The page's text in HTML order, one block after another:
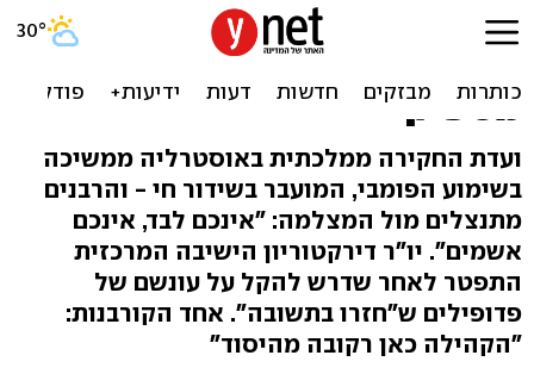
אוסטרליה סוערת, הרבנים
התנצלו: "סליחה שלא עשינו
מספיק"
ועדת החקירה ממלכתית באוסטרליה ממשיכה
בשימוע הפומבי, המועבר בשידור חי - והרבנים
מתנצלים מול המצלמה: "אינכם לבד, אינכם
אשמים". יו"ר דירקטוריון הישיבה המרכזית
התפטר לאחר שדרש להקל על עונשם של
פדופילים ש"חזרו בתשובה". אחד הקורבנות:
"הקהילה כאן רקובה מהיסוד"